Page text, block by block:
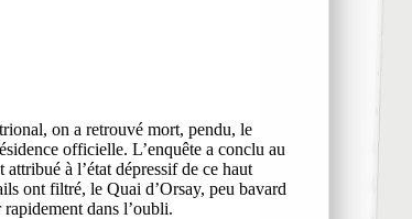
on a retrouvé mort, pendu, le
officielle. L’enquête a conclu au
à l’état dépressif de ce haut
ont filtré, le Quai d’Orsay, peu bavard
dans l’oubli.